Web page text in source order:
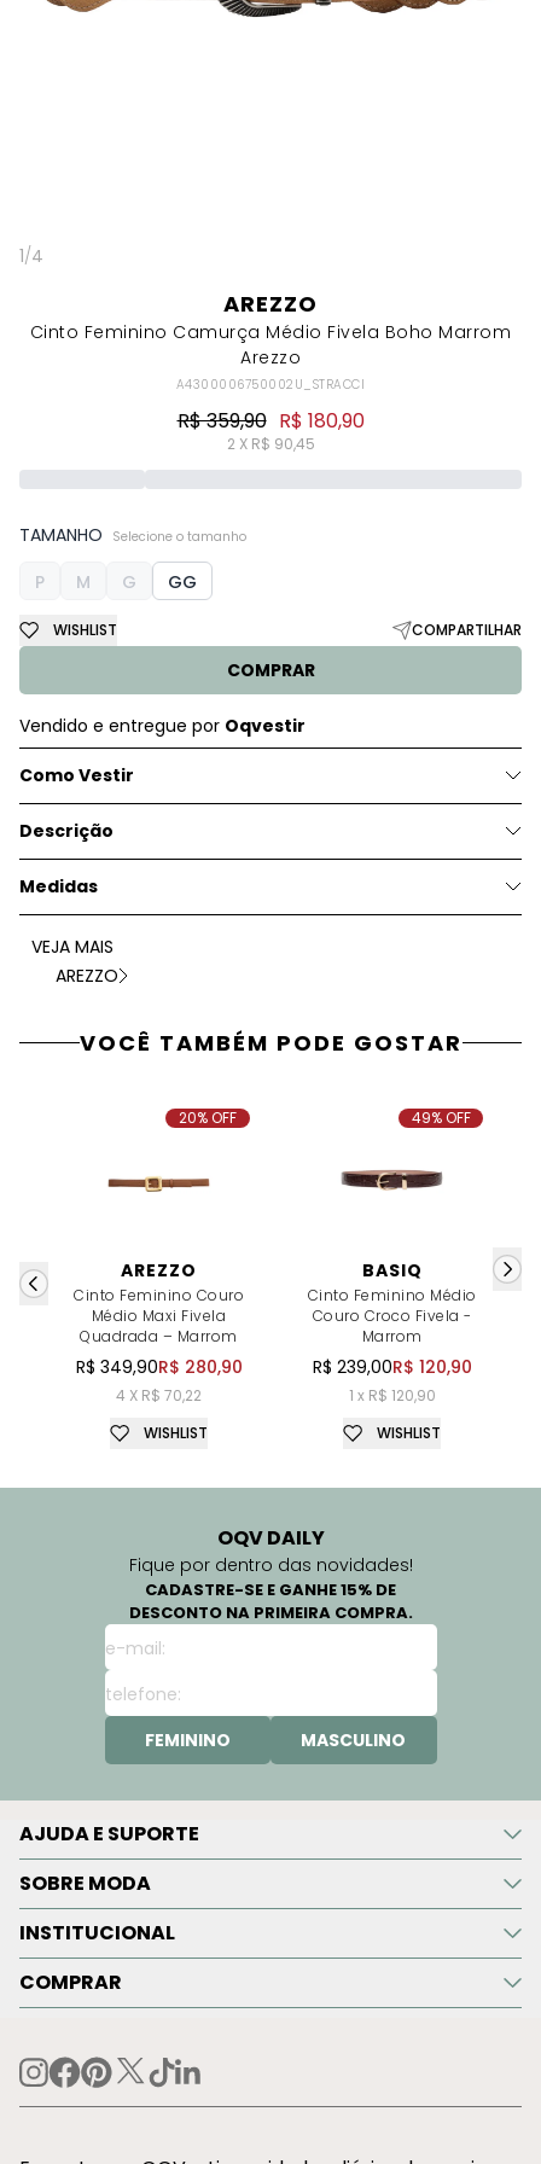
1/4
AREZZO
Cinto Feminino Camurça Médio Fivela Boho Marrom
Arezzo
A4300006750002U_STRACCI
R$ 359,90 R$ 180,90
2 X R$ 90,45
TAMANHO Selecione o tamanho
P M G GG
COMPRAR
WISHLIST COMPARTILHAR
Vendido e entregue por Oqvestir
Como Vestir
Descrição
Medidas
VEJA MAIS
AREZZO
VOCÊ TAMBÉM PODE GOSTAR
AREZZO
Cinto Feminino Couro
Médio Maxi Fivela
Quadrada – Marrom
R$ 349,90R$ 280,90
4 X R$ 70,22
20% OFF
WISHLIST
BASIQ
Cinto Feminino Médio
Couro Croco Fivela -
Marrom
R$ 239,00R$ 120,90
1 x R$ 120,90
49% OFF
WISHLIST
OQV DAILY
Fique por dentro das novidades!
CADASTRE-SE E GANHE 15% DE
DESCONTO NA PRIMEIRA COMPRA.
FEMININO MASCULINO
AJUDA E SUPORTE
SOBRE MODA
INSTITUCIONAL
COMPRAR